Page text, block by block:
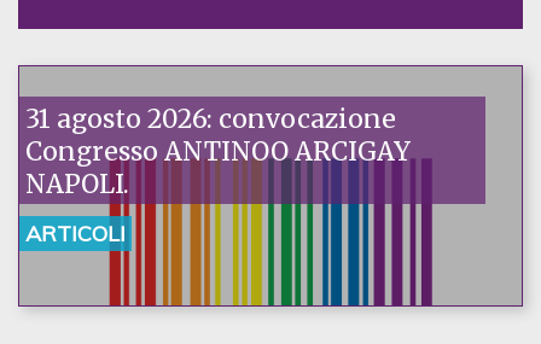
31 agosto 2026: convocazione
Congresso ANTINOO ARCIGAY
NAPOLI.
ARTICOLI